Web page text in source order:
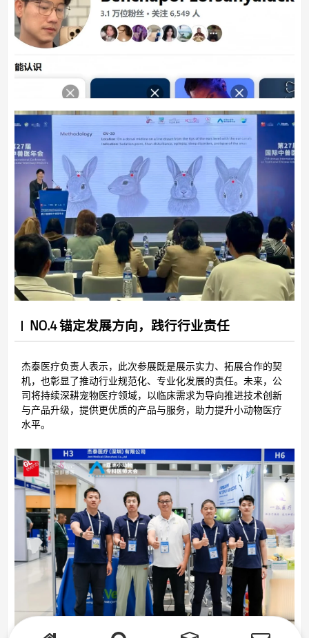
NO.4 锚定发展方向，践行行业责任
杰泰医疗负责人表示，此次参展既是展示实力、拓展合作的契
机，也彰显了推动行业规范化、专业化发展的责任。未来，公
司将持续深耕宠物医疗领域，以临床需求为导向推进技术创新
与产品升级，提供更优质的产品与服务，助力提升小动物医疗
水平。